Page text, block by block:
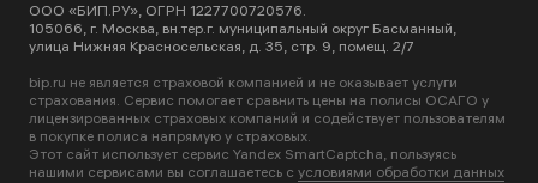
ООО «БИП.РУ», ОГРН 1227700720576.
105066, г. Москва, вн.тер.г. муниципальный округ Басманный,
улица Нижняя Красносельская, д. 35, стр. 9, помещ. 2/7
bip.ru не является страховой компанией и не оказывает услуги
страхования. Сервис помогает сравнить цены на полисы ОСАГО у
лицензированных страховых компаний и содействует пользователям
в покупке полиса напрямую у страховых.
Этот сайт использует сервис Yandex SmartCaptcha, пользуясь
нашими сервисами вы соглашаетесь с условиями обработки данных